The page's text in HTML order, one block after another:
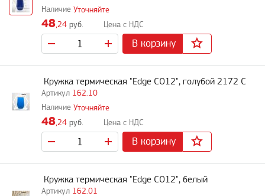
Уточняйте
48,24 руб.
В корзину
162.10
Кружка термическая "Edge CO12", голубой 2172 C
Уточняйте
48,24 руб.
В корзину
162.01
Кружка термическая "Edge CO12", белый